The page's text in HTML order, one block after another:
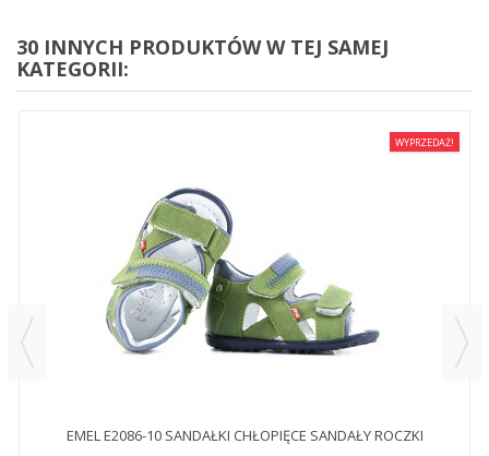
30 INNYCH PRODUKTÓW W TEJ SAMEJ
KATEGORII:
WYPRZEDAŻ!
EMEL E2086-10 SANDAŁKI CHŁOPIĘCE SANDAŁY ROCZKI